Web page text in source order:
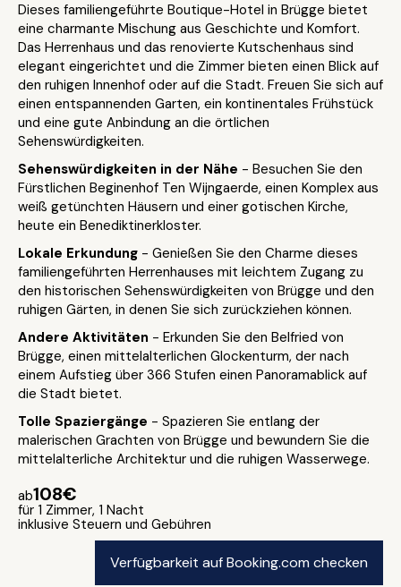
Dieses familiengeführte Boutique-Hotel in Brügge bietet
eine charmante Mischung aus Geschichte und Komfort.
Das Herrenhaus und das renovierte Kutschenhaus sind
elegant eingerichtet und die Zimmer bieten einen Blick auf
den ruhigen Innenhof oder auf die Stadt. Freuen Sie sich auf
einen entspannenden Garten, ein kontinentales Frühstück
und eine gute Anbindung an die örtlichen
Sehenswürdigkeiten.
Sehenswürdigkeiten in der Nähe - Besuchen Sie den
Fürstlichen Beginenhof Ten Wijngaerde, einen Komplex aus
weiß getünchten Häusern und einer gotischen Kirche,
heute ein Benediktinerkloster.
Lokale Erkundung - Genießen Sie den Charme dieses
familiengeführten Herrenhauses mit leichtem Zugang zu
den historischen Sehenswürdigkeiten von Brügge und den
ruhigen Gärten, in denen Sie sich zurückziehen können.
Andere Aktivitäten - Erkunden Sie den Belfried von
Brügge, einen mittelalterlichen Glockenturm, der nach
einem Aufstieg über 366 Stufen einen Panoramablick auf
die Stadt bietet.
Tolle Spaziergänge - Spazieren Sie entlang der
malerischen Grachten von Brügge und bewundern Sie die
mittelalterliche Architektur und die ruhigen Wasserwege.
ab108€
für 1 Zimmer, 1 Nacht
inklusive Steuern und Gebühren
Verfügbarkeit auf Booking.com checken